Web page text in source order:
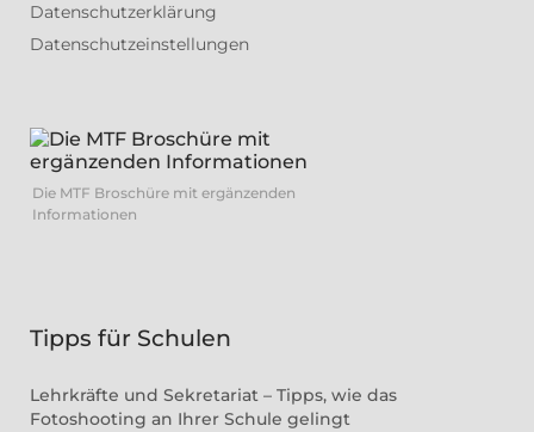
Datenschutzerklärung
Datenschutzeinstellungen
Die MTF Broschüre mit ergänzenden
Informationen
Tipps für Schulen
Lehrkräfte und Sekretariat – Tipps, wie das
Fotoshooting an Ihrer Schule gelingt